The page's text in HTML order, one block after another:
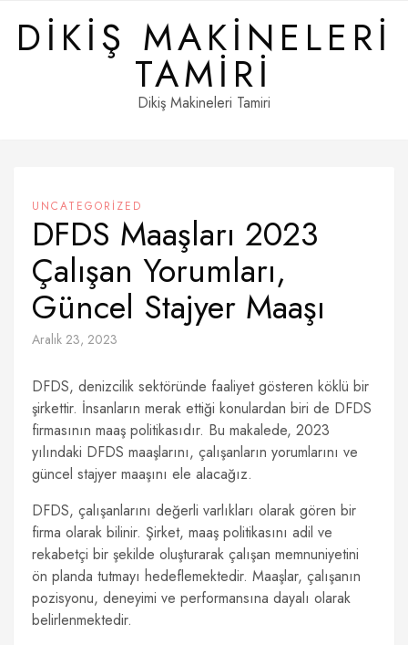
contentDIKIŞ MAKINELERI
TAMIRI
Dikiş Makineleri Tamiri
UNCATEGORIZED
DFDS Maaşları 2023
Çalışan Yorumları,
Güncel Stajyer Maaşı
Aralık 23, 2023
DFDS, denizcilik sektöründe faaliyet gösteren köklü bir
şirkettir. İnsanların merak ettiği konulardan biri de DFDS
firmasının maaş politikasıdır. Bu makalede, 2023
yılındaki DFDS maaşlarını, çalışanların yorumlarını ve
güncel stajyer maaşını ele alacağız.
DFDS, çalışanlarını değerli varlıkları olarak gören bir
firma olarak bilinir. Şirket, maaş politikasını adil ve
rekabetçi bir şekilde oluşturarak çalışan memnuniyetini
ön planda tutmayı hedeflemektedir. Maaşlar, çalışanın
pozisyonu, deneyimi ve performansına dayalı olarak
belirlenmektedir.